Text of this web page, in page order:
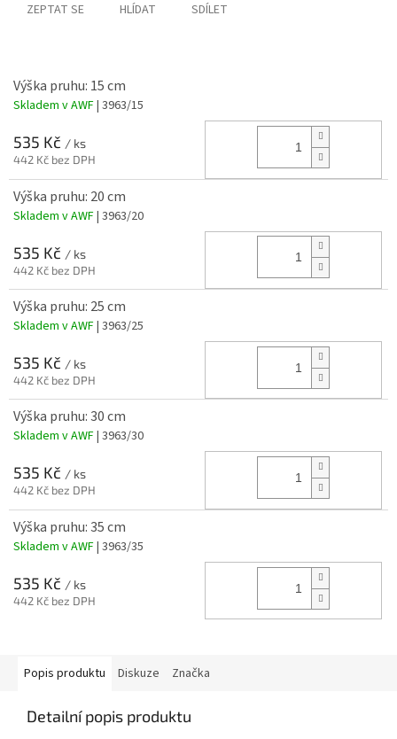
ZEPTAT SE HLÍDAT SDÍLET
Výška pruhu: 15 cm
Skladem v AWF| 3963/15
535 Kč / ks
442 Kč bez DPH
Výška pruhu: 20 cm
Skladem v AWF| 3963/20
535 Kč / ks
442 Kč bez DPH
Výška pruhu: 25 cm
Skladem v AWF| 3963/25
535 Kč / ks
442 Kč bez DPH
Výška pruhu: 30 cm
Skladem v AWF| 3963/30
535 Kč / ks
442 Kč bez DPH
Výška pruhu: 35 cm
Skladem v AWF| 3963/35
535 Kč / ks
442 Kč bez DPH
Popis produktu Diskuze Značka
Detailní popis produktu